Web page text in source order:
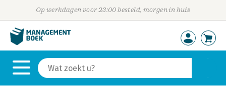
Op werkdagen voor 23:00 besteld, morgen in huis